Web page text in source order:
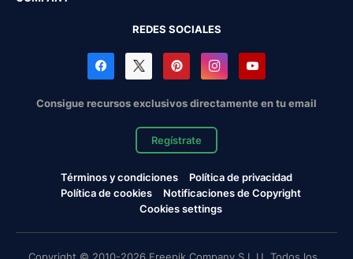
REDES SOCIALES
Consigue recursos exclusivos directamente en tu email
Regístrate
Términos y condiciones
Política de privacidad
Política de cookies
Notificaciones de Copyright
Cookies settings